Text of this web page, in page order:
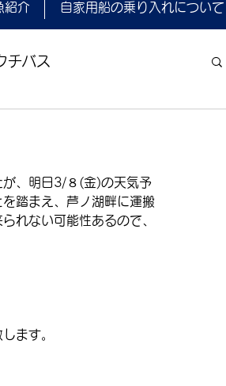
紹介 自家用船の乗り入れについて
チバス
、明日3/８(金)の天気予
踏まえ、芦ノ湖畔に運搬
れない可能性あるので、
ます。